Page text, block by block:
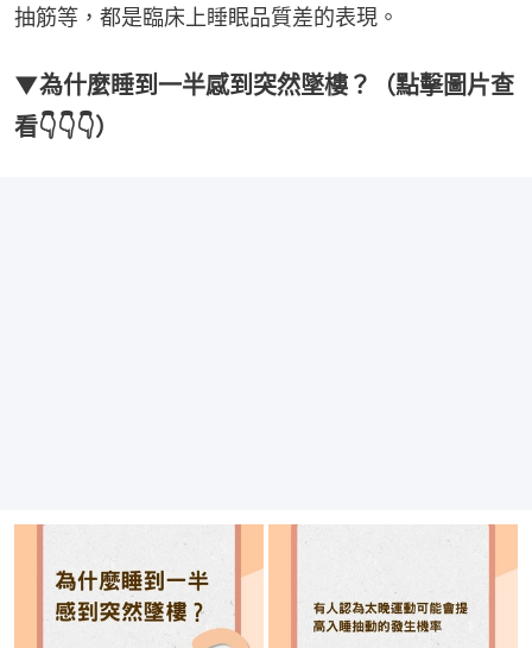
抽筋等，都是臨床上睡眠品質差的表現。
▼為什麼睡到一半感到突然墜樓？（點擊圖片查
看👇👇👇）